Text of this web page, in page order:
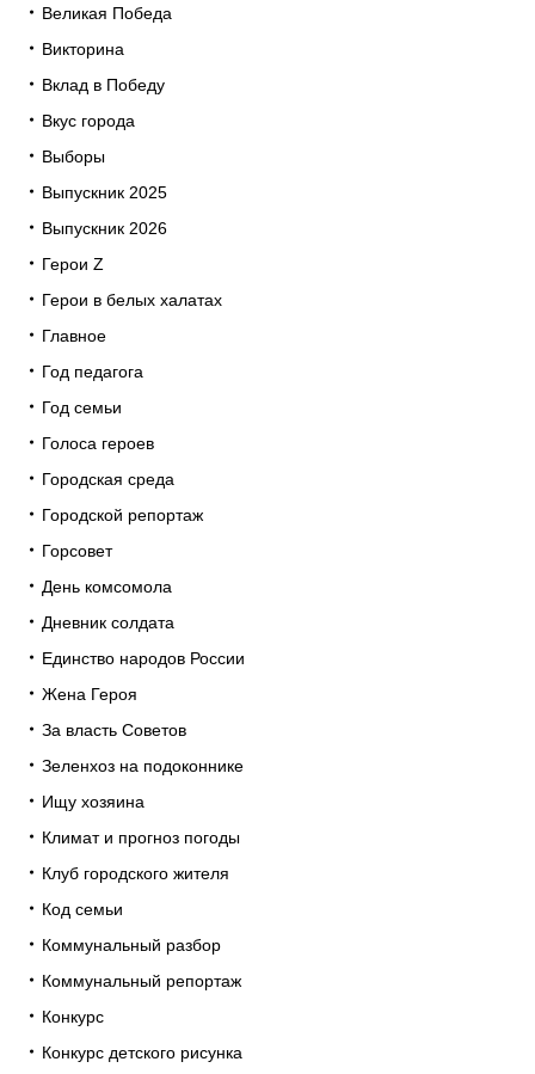
Великая Победа
Викторина
Вклад в Победу
Вкус города
Выборы
Выпускник 2025
Выпускник 2026
Герои Z
Герои в белых халатах
Главное
Год педагога
Год семьи
Голоса героев
Городская среда
Городской репортаж
Горсовет
День комсомола
Дневник солдата
Единство народов России
Жена Героя
За власть Советов
Зеленхоз на подоконнике
Ищу хозяина
Климат и прогноз погоды
Клуб городского жителя
Код семьи
Коммунальный разбор
Коммунальный репортаж
Конкурс
Конкурс детского рисунка